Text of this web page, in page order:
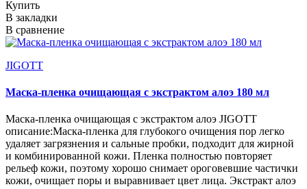
Купить
В закладки
В сравнение
JIGOTT
Маска-пленка очищающая с экстрактом алоэ 180 мл
Маска-пленка очищающая с экстрактом алоэ JIGOTT
описание:Маска-пленка для глубокого очищения пор легко
удаляет загрязнения и сальные пробки, подходит для жирной
и комбинированной кожи. Пленка полностью повторяет
рельеф кожи, поэтому хорошо снимает ороговевшие частички
кожи, очищает поры и выравнивает цвет лица. Экстракт алоэ